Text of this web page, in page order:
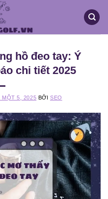
hồ đeo tay: Ý
chi tiết 2025
MỘT 5, 2025 BỞI SEO